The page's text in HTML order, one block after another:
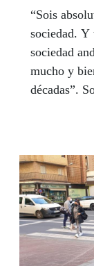
“Sois
sociedad. Y
sociedad
mucho y
décadas”.
esta
andaluces
contra la
Espejos del
mayor
Andalucía,